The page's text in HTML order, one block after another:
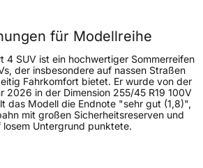
240 km/h
für Modellreihe
4 SUV ist ein hochwertiger Sommerreifen
der insbesondere auf nassen Straßen
Fahrkomfort bietet. Er wurde von der
2026 in der Dimension 255/45 R19 100V
das Modell die Endnote "sehr gut (1,8)",
mit großen Sicherheitsreserven und
Untergrund punktete.